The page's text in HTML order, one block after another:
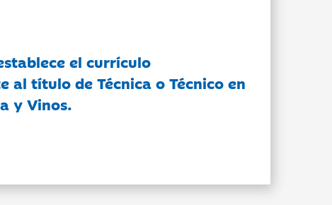
el currículo
al título de Técnica o Técnico en
y Vinos.